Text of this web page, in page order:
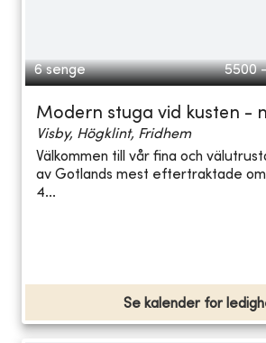
6 senge 5500
Modern stuga vid kusten -
Visby, Högklint, Fridhem
Välkommen till vår fina och
av Gotlands mest eftertraktade
4...
Se kalender for